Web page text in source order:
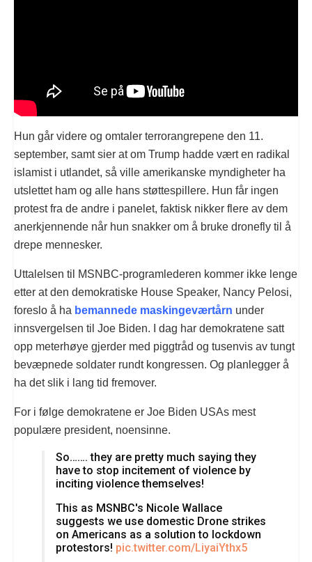
Hun går videre og omtaler terrorangrepene den 11.
september, samt sier at om Trump hadde vært en radikal
islamist i utlandet, så ville amerikanske myndigheter ha
utslettet ham og alle hans støttespillere. Hun får ingen
protest fra de andre i panelet, faktisk nikker flere av dem
anerkjennende når hun snakker om å bruke dronefly til å
drepe mennesker.
Uttalelsen til MSNBC-programlederen kommer ikke lenge
etter at den demokratiske House Speaker, Nancy Pelosi,
foreslo å ha bemannede maskingeværtårn under
innsvergelsen til Joe Biden. I dag har demokratene satt
opp meterhøye gjerder med piggtråd og tusenvis av tungt
bevæpnede soldater rundt kongressen. Og planlegger å
ha det slik i lang tid fremover.
For i følge demokratene er Joe Biden USAs mest
populære president, noensinne.
So……. they are pretty much saying they
have to stop incitement of violence by
inciting violence themselves!
This as MSNBC's Nicole Wallace
suggests we use domestic Drone strikes
on Americans as a solution to lockdown
protestors! pic.twitter.com/LiyaiYthx5